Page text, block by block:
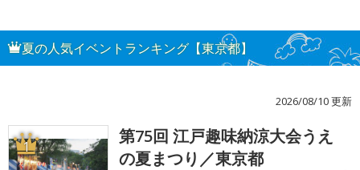
夏の人気イベントランキング【東京都】
2026/08/10 更新
1
第75回 江戸趣味納涼大会うえ
の夏まつり／東京都